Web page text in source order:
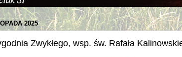
2025
Zwykłego, wsp. św. Rafała